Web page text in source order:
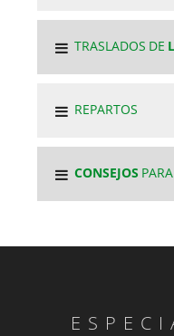
TRASLADOS DE
REPARTOS
CONSEJOS